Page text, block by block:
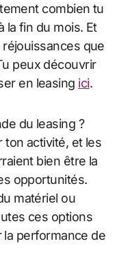
combien tu
la fin du mois. Et
réjouissances que
peux découvrir
en leasing ici.
du leasing ?
ton activité, et les
bien être la
opportunités.
matériel ou
ces options
la performance de